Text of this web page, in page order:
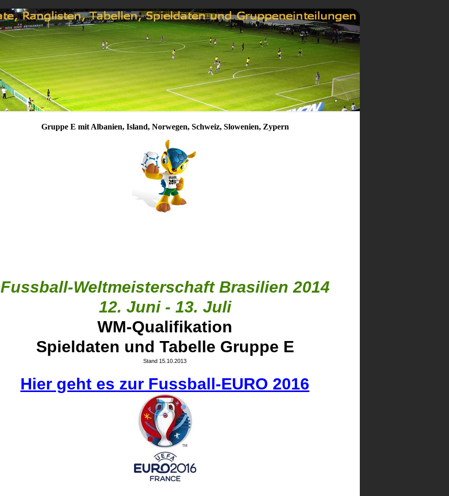
Gruppe E mit Albanien, Island, Norwegen, Schweiz, Slowenien, Zypern
Fussball-Weltmeisterschaft Brasilien 2014
12. Juni - 13. Juli
WM-Qualifikation
Spieldaten und Tabelle Gruppe E
Stand 15.10.2013
Hier geht es zur Fussball-EURO 2016